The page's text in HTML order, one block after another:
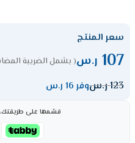
سعر المنتج
107 ر.س( يشمل الضريبة
123ر.سوفر 16 ر.س
قسّمها على طريقتك،